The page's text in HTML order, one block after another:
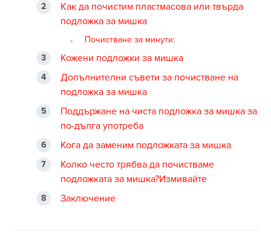
Как да почистим пластмасова или твърда
подложка за мишка
Почистване за минути:
Кожени подложки за мишка
Допълнителни съвети за почистване на
подложка за мишка
Поддържане на чиста подложка за мишка за
по-дълга употреба
Кога да заменим подложката за мишка
Колко често трябва да почистваме
подложката за мишка?Измивайте
Заключение